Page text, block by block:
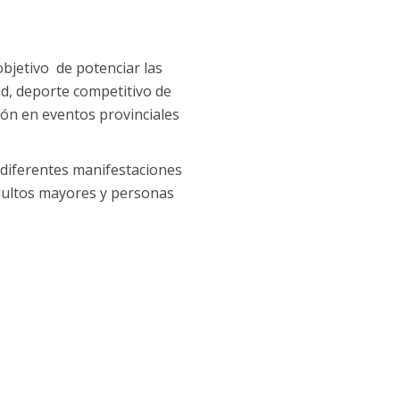
de potenciar las
deporte competitivo de
en eventos provinciales
manifestaciones
mayores y personas